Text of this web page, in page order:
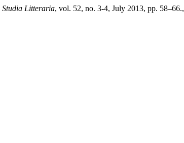
Studia Litteraria, vol. 52, no. 3-4, July 2013, pp. 58–66.,